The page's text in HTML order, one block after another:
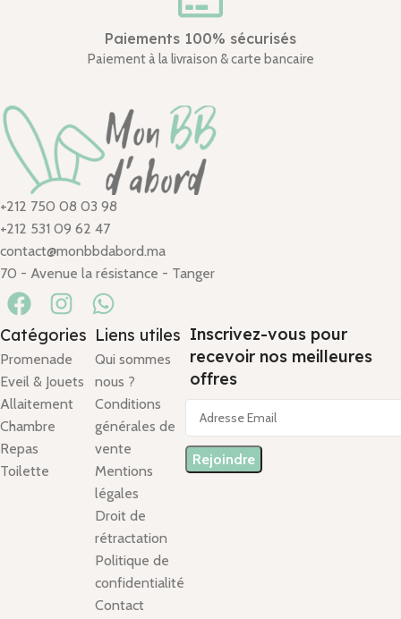
Paiements 100% sécurisés
Paiement à la livraison & carte bancaire
+212 750 08 03 98
+212 531 09 62 47
contact@monbbdabord.ma
70 - Avenue la résistance - Tanger
Catégories
Promenade
Eveil & Jouets
Allaitement
Chambre
Repas
Toilette
Liens utiles
Qui sommes
nous ?
Conditions
générales de
vente
Mentions
légales
Droit de
rétractation
Politique de
confidentialité
Contact
Inscrivez-vous pour
recevoir nos meilleures
offres